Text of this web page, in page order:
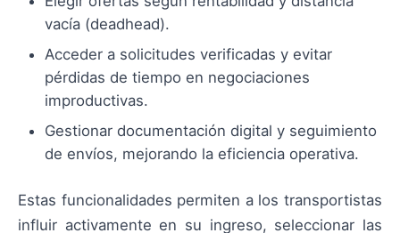
vacía (deadhead).
Acceder a solicitudes verificadas y evitar
pérdidas de tiempo en negociaciones
improductivas.
Gestionar documentación digital y seguimiento
de envíos, mejorando la eficiencia operativa.
Estas funcionalidades permiten a los transportistas
influir activamente en su ingreso, seleccionar las